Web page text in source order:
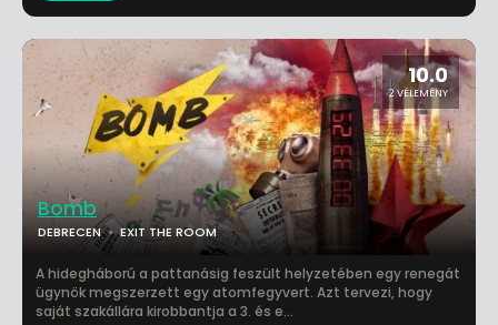
10.0
2 VÉLEMÉNY
Bomb
DEBRECEN EXIT THE ROOM
A hidegháború a pattanásig feszült helyzetében egy renegát
ügynök megszerzett egy atomfegyvert. Azt tervezi, hogy
saját szakállára kirobbantja a 3. és e...